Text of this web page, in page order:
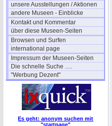
unsere Ausstellungen / Aktionen
andere Museen - Einblicke
Kontakt und Kommentar
über diese Museen-Seiten
Browsen und Surfen
international page
Impressum der Museen-Seiten
Die schnelle Suche .....
"Werbung Dezent"
Es geht: anonym suchen mit
"startpage"